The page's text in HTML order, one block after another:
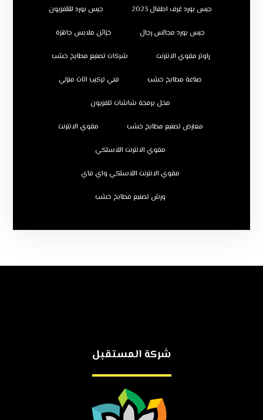
جبس بورد غرف اطفال 2023 جبس بورد للتلفزيون
جبس بورد مجالس رجال خزائن ملابس جاهزة
راوتر مقوي الانترنت شركات تصنيع مطابخ خشب
صناعة مطابخ خشب فني تركيب اثاث منزلي
محل برمجة شاشات تلفزيون
معارض تصنيع مطابخ خشب مقوي الانترنت
مقوي الانترنت اللاسلكي
مقوي الانترنت اللاسلكي واي فاي
ورش تصنيع مطابخ خشب
شركة المستقبل